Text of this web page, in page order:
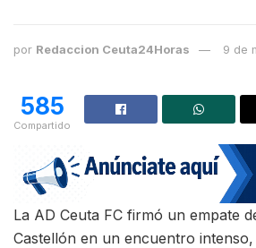
por Redaccion Ceuta24Horas 9 de
585
Compartido
La AD Ceuta FC firmó un empate
Castellón en un encuentro